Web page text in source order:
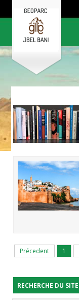
Précedent 1
RECHERCHE DU SITE